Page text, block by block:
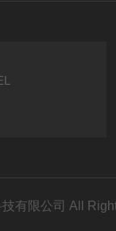
技有限公司 All